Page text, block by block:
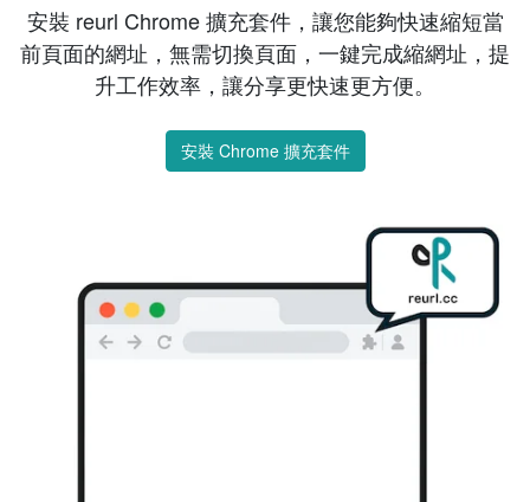
安裝 reurl Chrome 擴充套件，讓您能夠快速縮短當
前頁面的網址，無需切換頁面，一鍵完成縮網址，提
升工作效率，讓分享更快速更方便。
安裝 Chrome 擴充套件